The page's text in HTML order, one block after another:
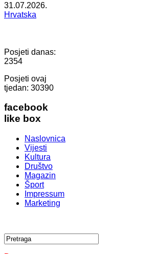
31.07.2026.
Hrvatska
Posjeti danas:
2354
Posjeti ovaj
tjedan: 30390
facebook
like box
Naslovnica
Vijesti
Kultura
Društvo
Magazin
Šport
Impressum
Marketing